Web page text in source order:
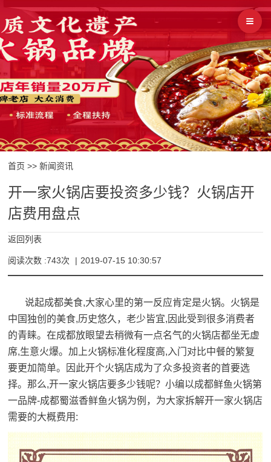
首页 >>新闻资讯
开一家火锅店要投资多少钱？火锅店开
店费用盘点
返回列表
阅读次数 :743次 | 2019-07-15 10:30:57
说起成都美食,大家心里的第一反应肯定是火锅。火锅是
中国独创的美食,历史悠久，老少皆宜,因此受到很多消费者
的青睐。在成都放眼望去稍微有一点名气的火锅店都坐无虚
席,生意火爆。加上火锅标准化程度高,入门对比中餐的繁复
要更加简单。因此开个火锅店成为了众多投资者的首要选
择。那么,开一家火锅店要多少钱呢？小编以成都鲜鱼火锅第
一品牌-成都蜀滋香鲜鱼火锅为例，为大家拆解开一家火锅店
需要的大概费用: